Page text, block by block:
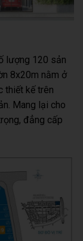
lượng 120 sản
8x20m nằm ở
thiết kế trên
Mang lại cho
đẳng cấp